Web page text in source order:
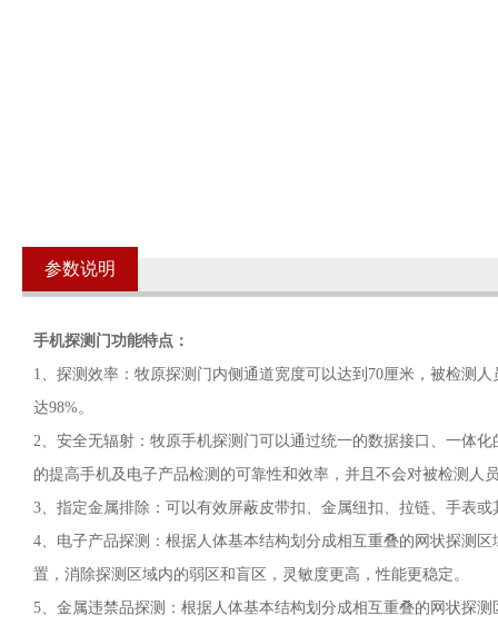
参数说明
手机探测门功能特点：
1、探测效率：牧原探测门内侧通道宽度可以达到70厘米，被检测
达98%。
2、安全无辐射：牧原手机探测门可以通过统一的数据接口、一体
的提高手机及电子产品检测的可靠性和效率，并且不会对被检测人
3、指定金属排除：可以有效屏蔽皮带扣、金属纽扣、拉链、手表
4、电子产品探测：根据人体基本结构划分成相互重叠的网状探测
置，消除探测区域内的弱区和盲区，灵敏度更高，性能更稳定。
5、金属违禁品探测：根据人体基本结构划分成相互重叠的网状探